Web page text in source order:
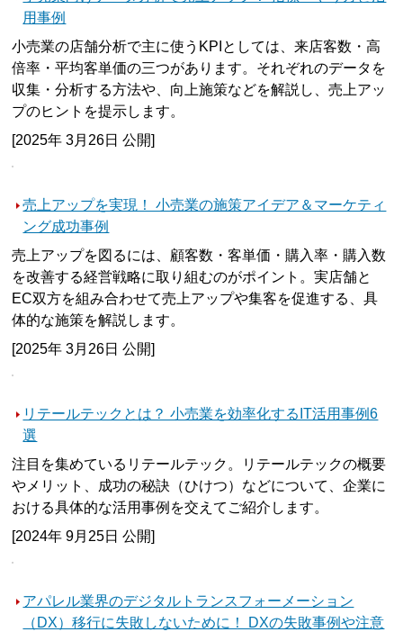
用事例
小売業の店舗分析で主に使うKPIとしては、来店客数・高
倍率・平均客単価の三つがあります。それぞれのデータを
収集・分析する方法や、向上施策などを解説し、売上アッ
プのヒントを提示します。
[2025年 3月26日 公開]
売上アップを実現！ 小売業の施策アイデア＆マーケティ
ング成功事例
売上アップを図るには、顧客数・客単価・購入率・購入数
を改善する経営戦略に取り組むのがポイント。実店舗と
EC双方を組み合わせて売上アップや集客を促進する、具
体的な施策を解説します。
[2025年 3月26日 公開]
リテールテックとは？ 小売業を効率化するIT活用事例6
選
注目を集めているリテールテック。リテールテックの概要
やメリット、成功の秘訣（ひけつ）などについて、企業に
おける具体的な活用事例を交えてご紹介します。
[2024年 9月25日 公開]
アパレル業界のデジタルトランスフォーメーション
（DX）移行に失敗しないために！ DXの失敗事例や注意